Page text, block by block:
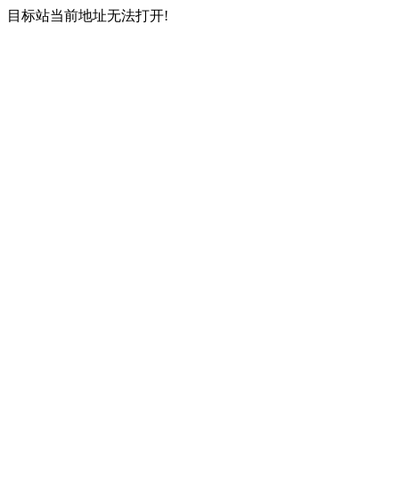
目标站当前地址无法打开!